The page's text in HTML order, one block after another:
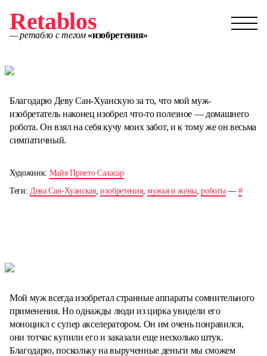
Retablos
— ретабло с тегом «изобретения»
Благодарю Деву Сан-Хуанскую за то, что мой муж-
изобретатель наконец изобрел что-то полезное — домашнего
робота. Он взял на себя кучу моих забот, и к тому же он весьма
симпатичный.
Художник: Майя Прието Саласар
Теги: Дева Сан-Хуанская,изобретения, мужья и жены ,роботы— #
Мой муж всегда изобретал странные аппараты сомнительного
применения. Но однажды люди из цирка увидели его
моноцикл с супер акселератором. Он им очень понравился,
они тотчас купили его и заказали еще несколько штук.
Благодарю, поскольку на вырученные деньги мы сможем